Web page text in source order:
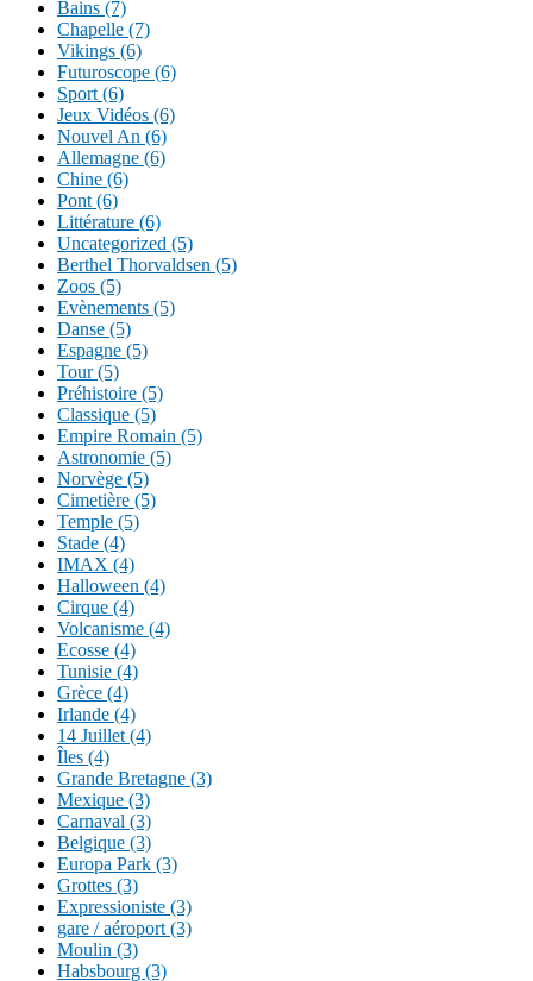
Bains (7)
Chapelle (7)
Vikings (6)
Futuroscope (6)
Sport (6)
Jeux Vidéos (6)
Nouvel An (6)
Allemagne (6)
Chine (6)
Pont (6)
Littérature (6)
Uncategorized (5)
Berthel Thorvaldsen (5)
Zoos (5)
Evènements (5)
Danse (5)
Espagne (5)
Tour (5)
Préhistoire (5)
Classique (5)
Empire Romain (5)
Astronomie (5)
Norvège (5)
Cimetière (5)
Temple (5)
Stade (4)
IMAX (4)
Halloween (4)
Cirque (4)
Volcanisme (4)
Ecosse (4)
Tunisie (4)
Grèce (4)
Irlande (4)
14 Juillet (4)
Îles (4)
Grande Bretagne (3)
Mexique (3)
Carnaval (3)
Belgique (3)
Europa Park (3)
Grottes (3)
Expressioniste (3)
gare / aéroport (3)
Moulin (3)
Habsbourg (3)